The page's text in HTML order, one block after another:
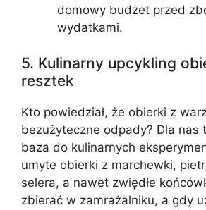
domowy budżet przed
wydatkami.
5. Kulinarny upcykling
resztek
Kto powiedział, że obierki z
bezużyteczne odpady? Dla nas
baza do kulinarnych
umyte obierki z marchewki,
selera, a nawet zwiędłe
zbierać w zamrażalniku, a gdy